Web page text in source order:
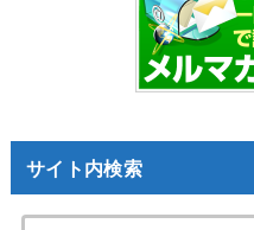
サイト内検索